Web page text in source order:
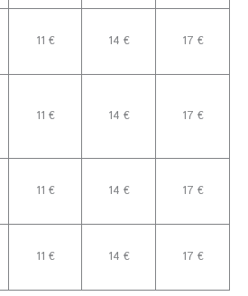
11 € 14 € 17 €
11 € 14 € 17 €
11 € 14 € 17 €
11 € 14 € 17 €